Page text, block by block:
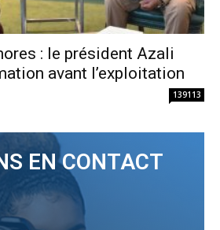
: le président Azali
avant l’exploitation
139113
EN CONTACT